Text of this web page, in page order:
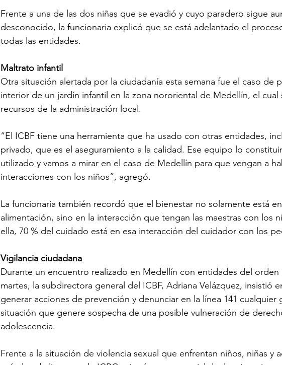
Frente a una de las dos niñas que se evadió y cuyo paradero sigue
desconocido, la funcionaria explicó que se está adelantado el
todas las entidades.
Maltrato infantil
Otra situación alertada por la ciudadanía esta semana fue el caso de
interior de un jardín infantil en la zona nororiental de Medellín, el cual
recursos de la administración local.
“El ICBF tiene una herramienta que ha usado con otras entidades,
privado, que es el aseguramiento a la calidad. Ese equipo lo
utilizado y vamos a mirar en el caso de Medellín para que vengan a
interacciones con los niños”, agregó.
La funcionaria también recordó que el bienestar no solamente está
alimentación, sino en la interacción que tengan las maestras con los
ella, 70 % del cuidado está en esa interacción del cuidador con los
Vigilancia ciudadana
Durante un encuentro realizado en Medellín con entidades del orden
martes, la subdirectora general del ICBF, Adriana Velázquez, insistió
generar acciones de prevención y denunciar en la línea 141 cualquier
situación que genere sospecha de una posible vulneración de
adolescencia.
Frente a la situación de violencia sexual que enfrentan niños, niñas y